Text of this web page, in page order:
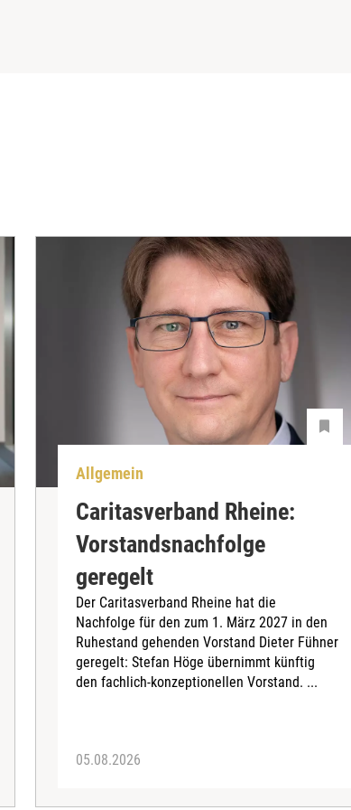
Allgemein
Caritasverband Rheine:
Vorstandsnachfolge
geregelt
Der Caritasverband Rheine hat die
Nachfolge für den zum 1. März 2027 in den
Ruhestand gehenden Vorstand Dieter Fühner
geregelt: Stefan Höge übernimmt künftig
den fachlich-konzeptionellen Vorstand. ...
05.08.2026